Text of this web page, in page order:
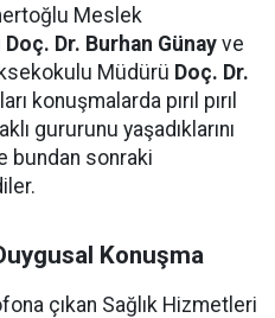
Meslek
Doç. Dr. Burhan Günay ve
Müdürü Doç. Dr.
konuşmalarda pırıl pırıl
gururunu yaşadıklarını
bundan sonraki
Konuşma
çıkan Sağlık Hizmetleri